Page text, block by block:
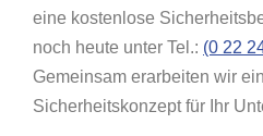
eine kostenlose
noch heute unter Tel.: (0 22
Gemeinsam erarbeiten wir
Sicherheitskonzept für Ihr